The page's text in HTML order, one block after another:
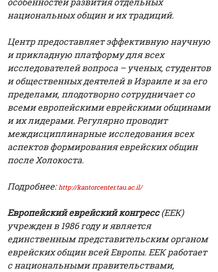
национальных общин и их традиций.
Центр предоставляет эффективную научную
и прикладную платформу для всех
исследователей вопроса – ученых, студентов
и общественных деятелей в Израиле и за его
пределами, плодотворно сотрудничает со
всеми европейскими еврейскими общинами
и их лидерами. Регулярно проводит
междисциплинарные исследования всех
аспектов формирования еврейских общин
после Холокоста.
Подробнее:http://kantorcenter.tau.ac.il/
Европейский еврейский конгресс(ЕЕК)
учрежден в 1986 году и является
единственным представительским органом
еврейских общин всей Европы. ЕЕК работает
с национальными правительствами,